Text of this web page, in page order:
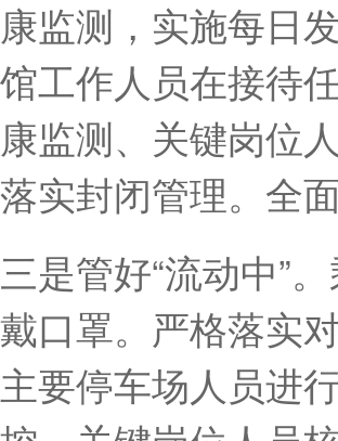
康监测，实施每日
馆工作人员在接待
康监测、关键岗位
落实封闭管理。全
三是管好“流动中”
戴口罩。严格落实
主要停车场人员进